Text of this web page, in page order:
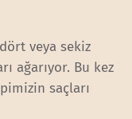
veya sekiz
ağarıyor. Bu kez
saçları